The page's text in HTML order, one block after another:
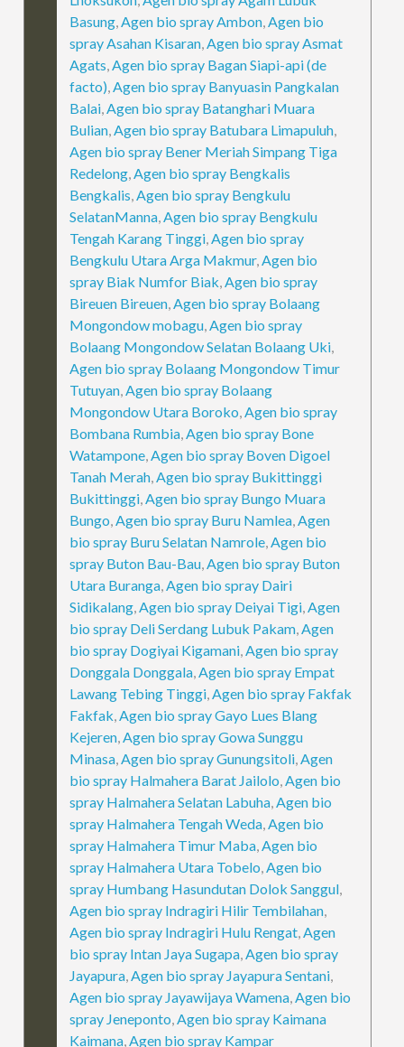
Basung,Agen bio spray Ambon,Agen bio
spray Asahan Kisaran,Agen bio spray Asmat
Agats,Agen bio spray Bagan Siapi-api (de
facto),Agen bio spray Banyuasin Pangkalan
Balai,Agen bio spray Batanghari Muara
Bulian,Agen bio spray Batubara Limapuluh,
Agen bio spray Bener Meriah Simpang Tiga
Redelong,Agen bio spray Bengkalis
Bengkalis,Agen bio spray Bengkulu
SelatanManna,Agen bio spray Bengkulu
Tengah Karang Tinggi,Agen bio spray
Bengkulu Utara Arga Makmur,Agen bio
spray Biak Numfor Biak,Agen bio spray
Bireuen Bireuen,Agen bio spray Bolaang
Mongondow mobagu,Agen bio spray
Bolaang Mongondow Selatan Bolaang Uki,
Agen bio spray Bolaang Mongondow Timur
Tutuyan,Agen bio spray Bolaang
Mongondow Utara Boroko,Agen bio spray
Bombana Rumbia,Agen bio spray Bone
Watampone,Agen bio spray Boven Digoel
Tanah Merah,Agen bio spray Bukittinggi
Bukittinggi,Agen bio spray Bungo Muara
Bungo,Agen bio spray Buru Namlea,Agen
bio spray Buru Selatan Namrole,Agen bio
spray Buton Bau-Bau,Agen bio spray Buton
Utara Buranga,Agen bio spray Dairi
Sidikalang,Agen bio spray Deiyai Tigi,Agen
bio spray Deli Serdang Lubuk Pakam,Agen
bio spray Dogiyai Kigamani,Agen bio spray
Donggala Donggala,Agen bio spray Empat
Lawang Tebing Tinggi,Agen bio spray Fakfak
Fakfak,Agen bio spray Gayo Lues Blang
Kejeren,Agen bio spray Gowa Sunggu
Minasa,Agen bio spray Gunungsitoli,Agen
bio spray Halmahera Barat Jailolo,Agen bio
spray Halmahera Selatan Labuha,Agen bio
spray Halmahera Tengah Weda,Agen bio
spray Halmahera Timur Maba,Agen bio
spray Halmahera Utara Tobelo,Agen bio
spray Humbang Hasundutan Dolok Sanggul,
Agen bio spray Indragiri Hilir Tembilahan,
Agen bio spray Indragiri Hulu Rengat,Agen
bio spray Intan Jaya Sugapa,Agen bio spray
Jayapura,Agen bio spray Jayapura Sentani,
Agen bio spray Jayawijaya Wamena,Agen bio
spray Jeneponto,Agen bio spray Kaimana
Kaimana,Agen bio spray Kampar